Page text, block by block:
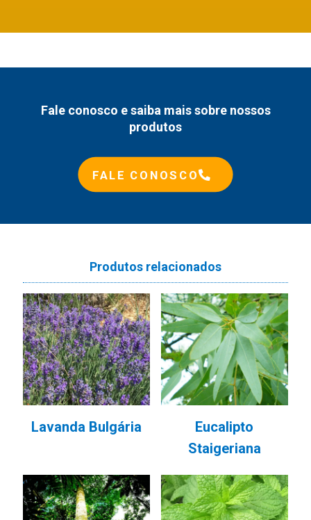
Fale conosco e saiba mais sobre nossos
produtos
FALE CONOSCO
Produtos relacionados
Lavanda Bulgária
Eucalipto
Staigeriana